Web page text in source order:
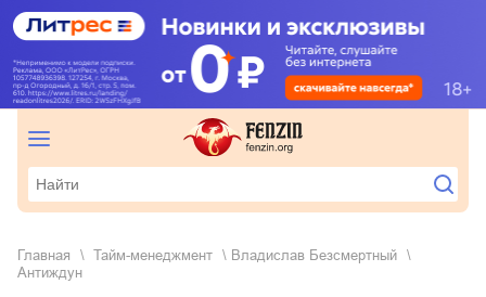
Главная тайм-менеджмент
Владислав Безсмертный
Антиждун